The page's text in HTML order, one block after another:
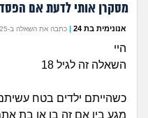
מסקרן אותי לדעת אם
אנונימית בת 24 | כתבה את השאלה ב-07/09/25 בשעה 13:13
היי
השאלה זה לגיל 18
כשהייתם ילדים בטח עשיתם
מגע בין אם זה בן או בת